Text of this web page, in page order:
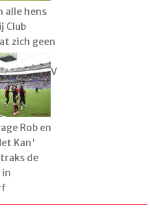
alle hens
Club
zich geen
tegen KV
Rob en
Kan'
de
in